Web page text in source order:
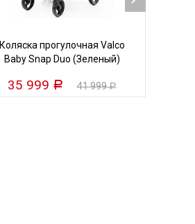
Коляска прогулочная Valco
Baby Snap Duo (Зеленый)
35 999 Р 41 999Р